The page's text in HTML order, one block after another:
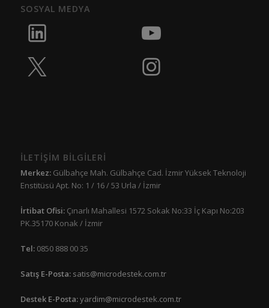
SOSYAL MEDYA
İLETİŞİM BİLGİLERİ
Merkez:Gülbahçe Mah. Gülbahçe Cad. İzmir Yüksek Teknoloji
Enstitüsü Apt. No: 1 / 16 / 53 Urla / İzmir
İrtibat Ofisi: Çınarlı Mahallesi 1572 Sokak No:33 İç Kapı No:203
PK.35170 Konak / İzmir
Tel:0850 888 00 35
Satış E-Posta: satis@microdestek.com.tr
Destek E-Posta:yardim@microdestek.com.tr